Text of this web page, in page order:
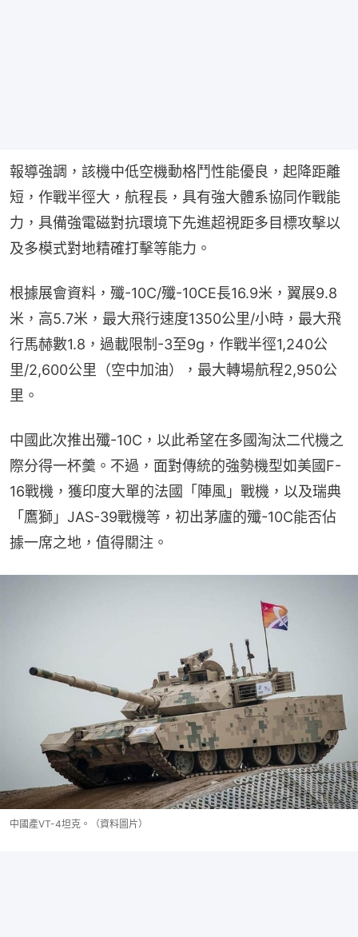
報導強調，該機中低空機動格鬥性能優良，起降距離
短，作戰半徑大，航程長，具有強大體系協同作戰能
力，具備強電磁對抗環境下先進超視距多目標攻擊以
及多模式對地精確打擊等能力。
根據展會資料，殲-10C/殲-10CE長16.9米，翼展9.8
米，高5.7米，最大飛行速度1350公里/小時，最大飛
行馬赫數1.8，過載限制-3至9g，作戰半徑1,240公
里/2,600公里（空中加油），最大轉場航程2,950公
里。
中國此次推出殲-10C，以此希望在多國淘汰二代機之
際分得一杯羹。不過，面對傳統的強勢機型如美國F-
16戰機，獲印度大單的法國「陣風」戰機，以及瑞典
「鷹獅」JAS-39戰機等，初出茅廬的殲-10C能否佔
據一席之地，值得關注。
中國產VT-4坦克。（資料圖片）